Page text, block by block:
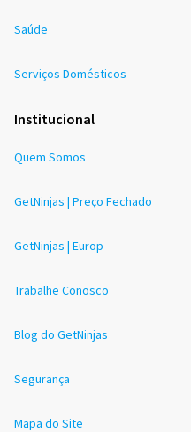
Saúde
Serviços Domésticos
Institucional
Quem Somos
GetNinjas | Preço Fechado
GetNinjas | Europ
Trabalhe Conosco
Blog do GetNinjas
Segurança
Mapa do Site